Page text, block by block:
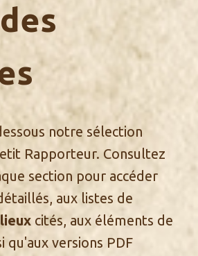
notre sélection
Rapporteur. Consultez
section pour accéder
, aux listes de
lieux cités, aux éléments de
qu'aux versions PDF